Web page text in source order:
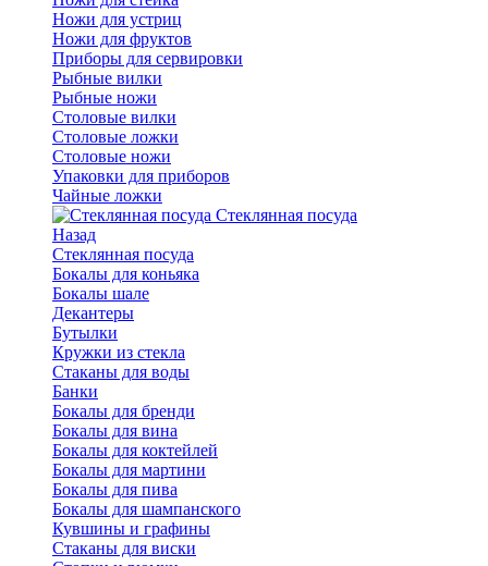
Ножи для устриц
Ножи для фруктов
Приборы для сервировки
Рыбные вилки
Рыбные ножи
Столовые вилки
Столовые ложки
Столовые ножи
Упаковки для приборов
Чайные ложки
Стеклянная посуда
Назад
Стеклянная посуда
Бокалы для коньяка
Бокалы шале
Декантеры
Бутылки
Кружки из стекла
Стаканы для воды
Банки
Бокалы для бренди
Бокалы для вина
Бокалы для коктейлей
Бокалы для мартини
Бокалы для пива
Бокалы для шампанского
Кувшины и графины
Стаканы для виски